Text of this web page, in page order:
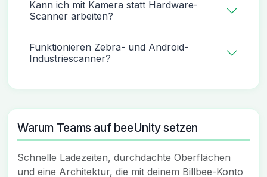
Kann ich mit Kamera statt Hardware-
Scanner arbeiten?
Funktionieren Zebra- und Android-
Industriescanner?
Warum Teams auf beeUnity setzen
Schnelle Ladezeiten, durchdachte Oberflächen
und eine Architektur, die mit deinem Billbee-Konto